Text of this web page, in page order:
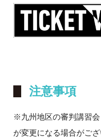
注意事項
※九州地区の審判講習
が変更になる場合がござ